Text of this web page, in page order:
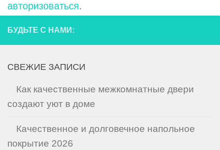
авторизоваться.
БУДЬТЕ С НАМИ:
СВЕЖИЕ ЗАПИСИ
Как качественные межкомнатные двери
создают уют в доме
Качественное и долговечное напольное
покрытие 2026